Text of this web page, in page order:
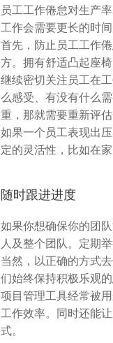
员工工作倦怠对生产
工作会需要更长的时间
首先，防止员工工作
方。拥有舒适凸起座
继续密切关注员工在
么感受、有没有什么
重，那就需要重新评
如果一个员工表现出
定的灵活性，比如在
随时跟进进度
如果你想确保你的团
人及整个团队。定期
当然，以正确的方式
们始终保持积极乐观
项目管理工具经常被
工作效率。同时还能
式。